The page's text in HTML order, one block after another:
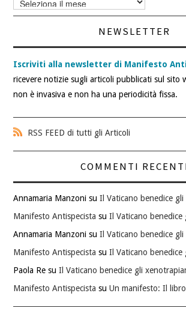
articoli
NEWSLETTER
Iscriviti alla newsletter di Manifesto
ricevere notizie sugli articoli pubblicati sul sito
non è invasiva e non ha una periodicità fissa.
RSS FEED di tutti gli Articoli
COMMENTI
Annamaria Manzoni suIl Vaticano benedice
Manifesto Antispecista suIl Vaticano
Annamaria Manzoni suIl Vaticano benedice
Manifesto Antispecista suIl Vaticano
Paola Re suIl Vaticano benedice gli
Manifesto Antispecista suUn manifesto: Il libro